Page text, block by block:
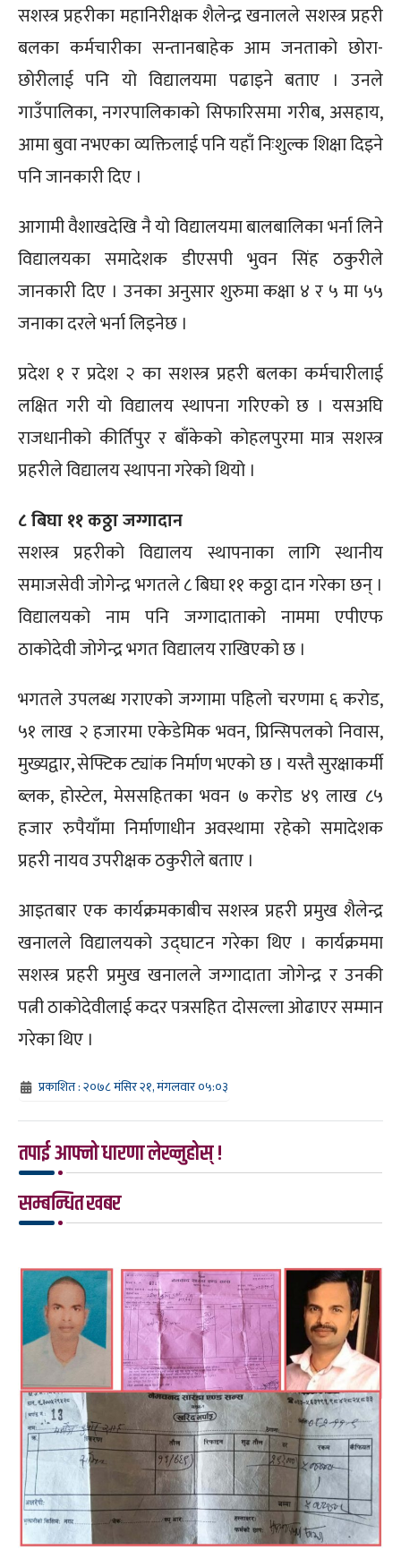
सशस्त्र प्रहरीका महानिरीक्षक शैलेन्द्र खनालले सशस्त्र प्रहरी
बलका कर्मचारीका सन्तानबाहेक आम जनताको छोरा-
छोरीलाई पनि यो विद्यालयमा पढाइने बताए । उनले
गाउँपालिका, नगरपालिकाको सिफारिसमा गरीब, असहाय,
आमा बुवा नभएका व्यक्तिलाई पनि यहाँ निःशुल्क शिक्षा दिइने
पनि जानकारी दिए ।
आगामी वैशाखदेखि नै यो विद्यालयमा बालबालिका भर्ना लिने
विद्यालयका समादेशक डीएसपी भुवन सिंह ठकुरीले
जानकारी दिए । उनका अनुसार शुरुमा कक्षा ४ र ५ मा ५५
जनाका दरले भर्ना लिइनेछ ।
प्रदेश १ र प्रदेश २ का सशस्त्र प्रहरी बलका कर्मचारीलाई
लक्षित गरी यो विद्यालय स्थापना गरिएको छ । यसअघि
राजधानीको कीर्तिपुर र बाँकेको कोहलपुरमा मात्र सशस्त्र
प्रहरीले विद्यालय स्थापना गरेको थियो ।
८ बिघा ११ कठ्ठा जग्गादान
सशस्त्र प्रहरीको विद्यालय स्थापनाका लागि स्थानीय
समाजसेवी जोगेन्द्र भगतले ८ बिघा ११ कठ्ठा दान गरेका छन् ।
विद्यालयको नाम पनि जग्गादाताको नाममा एपीएफ
ठाकोदेवी जोगेन्द्र भगत विद्यालय राखिएको छ ।
भगतले उपलब्ध गराएको जग्गामा पहिलो चरणमा ६ करोड,
५१ लाख २ हजारमा एकेडेमिक भवन, प्रिन्सिपलको निवास,
मुख्यद्वार, सेफ्टिक ट्यांक निर्माण भएको छ । यस्तै सुरक्षाकर्मी
ब्लक, होस्टेल, मेससहितका भवन ७ करोड ४९ लाख ८५
हजार रुपैयाँमा निर्माणाधीन अवस्थामा रहेको समादेशक
प्रहरी नायव उपरीक्षक ठकुरीले बताए ।
आइतबार एक कार्यक्रमकाबीच सशस्त्र प्रहरी प्रमुख शैलेन्द्र
खनालले विद्यालयको उद्घाटन गरेका थिए । कार्यक्रममा
सशस्त्र प्रहरी प्रमुख खनालले जग्गादाता जोगेन्द्र र उनकी
पत्नी ठाकोदेवीलाई कदर पत्रसहित दोसल्ला ओढाएर सम्मान
गरेका थिए ।
प्रकाशित : २०७८ मंसिर २१, मंगलवार ०५:०३
तपाई आफ्नो धारणा लेख्नुहोस् !
सम्बन्धित खबर